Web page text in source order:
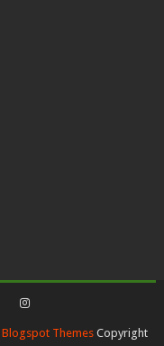
Blogspot ThemesCopyright